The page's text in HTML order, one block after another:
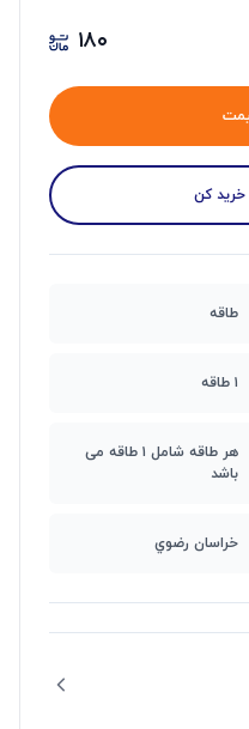
۱۸۰
خرید کن
طاقه
۱ طاقه
هر طاقه شامل ۱ طاقه می
باشد
خراسان رضوي